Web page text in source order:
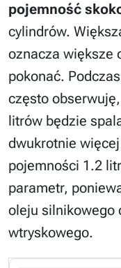
pojemność
cylindrów.
oznacza większe
pokonać.
często
litrów będzie
dwukrotnie
pojemności 1.2
parametr,
oleju silnikowego
wtryskowego.